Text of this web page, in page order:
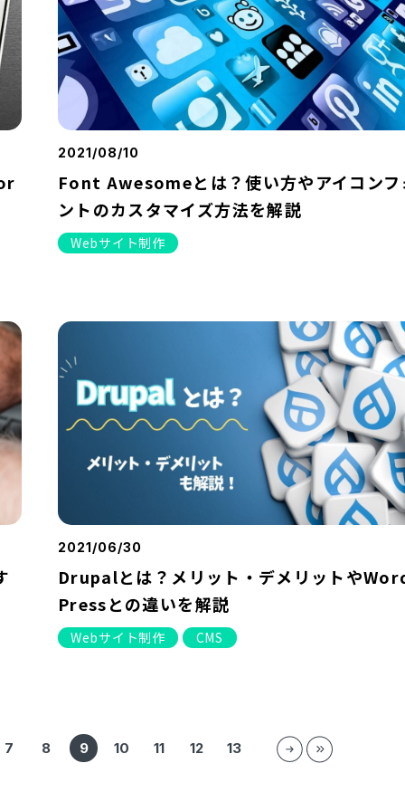
2021/08/10
Font Awesomeとは？使い方やアイコンフ
ントのカスタマイズ方法を解説
Webサイト制作
2021/06/30
Drupalとは？メリット・デメリットや
Pressとの違いを解説
Webサイト制作 CMS
7 8 9 10 11 12 13